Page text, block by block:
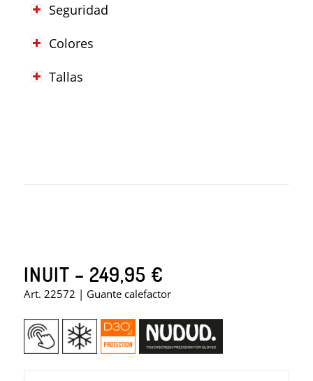
Seguridad
Colores
Tallas
INUIT – 249,95 €
Art. 22572 | Guante calefactor